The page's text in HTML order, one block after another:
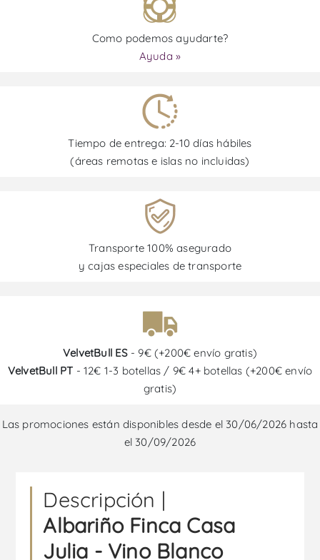
Como podemos ayudarte?
Ayuda »
Tiempo de entrega: 2-10 días hábiles
(áreas remotas e islas no incluidas)
Transporte 100% asegurado
y cajas especiales de transporte
VelvetBull ES- 9€ (+200€ envío gratis)
VelvetBull PT - 12€ 1-3 botellas / 9€ 4+ botellas (+200€ envío
gratis)
Las promociones están disponibles desde el 30/06/2026 hasta
el 30/09/2026
Descripción |
Albariño Finca Casa
Julia - Vino Blanco